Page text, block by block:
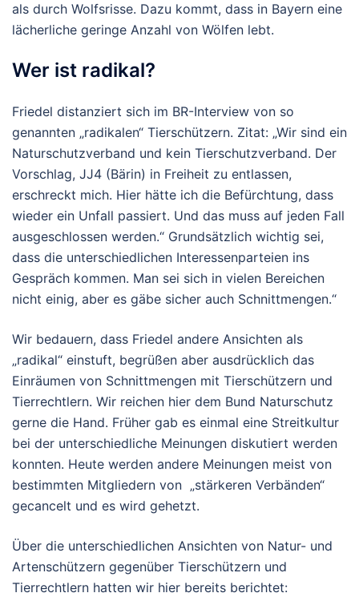
als durch Wolfsrisse. Dazu kommt, dass in Bayern eine
lächerliche geringe Anzahl von Wölfen lebt.
Wer ist radikal?
Friedel distanziert sich im BR-Interview von so
genannten „radikalen“ Tierschützern. Zitat: „Wir sind ein
Naturschutzverband und kein Tierschutzverband. Der
Vorschlag, JJ4 (Bärin) in Freiheit zu entlassen,
erschreckt mich. Hier hätte ich die Befürchtung, dass
wieder ein Unfall passiert. Und das muss auf jeden Fall
ausgeschlossen werden.“ Grundsätzlich wichtig sei,
dass die unterschiedlichen Interessenparteien ins
Gespräch kommen. Man sei sich in vielen Bereichen
nicht einig, aber es gäbe sicher auch Schnittmengen.“
Wir bedauern, dass Friedel andere Ansichten als
„radikal“ einstuft, begrüßen aber ausdrücklich das
Einräumen von Schnittmengen mit Tierschützern und
Tierrechtlern. Wir reichen hier dem Bund Naturschutz
gerne die Hand. Früher gab es einmal eine Streitkultur
bei der unterschiedliche Meinungen diskutiert werden
konnten. Heute werden andere Meinungen meist von
bestimmten Mitgliedern von „stärkeren Verbänden“
gecancelt und es wird gehetzt.
Über die unterschiedlichen Ansichten von Natur- und
Artenschützern gegenüber Tierschützern und
Tierrechtlern hatten wir hier bereits berichtet: